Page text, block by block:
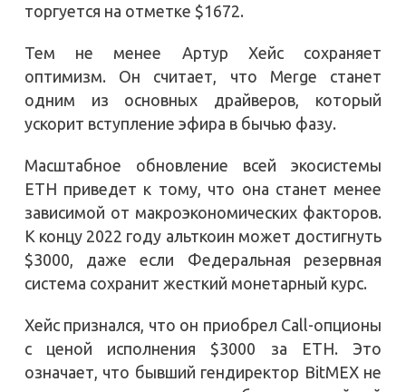
торгуется на отметке $1672.
Тем не менее Артур Хейс сохраняет
оптимизм. Он считает, что Merge станет
одним из основных драйверов, который
ускорит вступление эфира в бычью фазу.
Масштабное обновление всей экосистемы
ETH приведет к тому, что она станет менее
зависимой от макроэкономических факторов.
К концу 2022 году альткоин может достигнуть
$3000, даже если Федеральная резервная
система сохранит жесткий монетарный курс.
Хейс признался, что он приобрел Call-опционы
с ценой исполнения $3000 за ETH. Это
означает, что бывший гендиректор BitMEX не